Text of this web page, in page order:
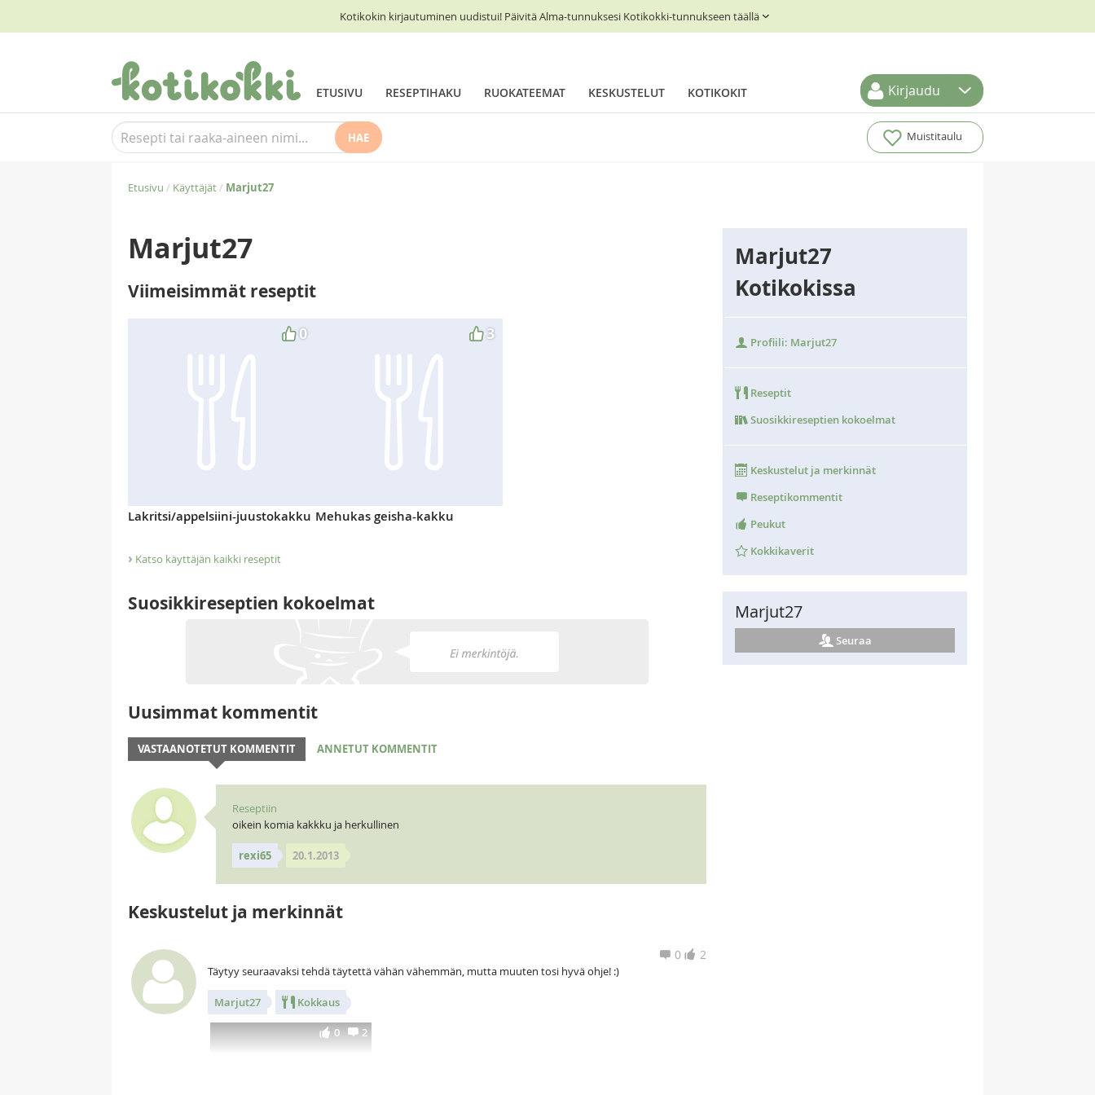
Kotikokin kirjautuminen uudistui! Päivitä Alma-tunnuksesi Kotikokki-tunnukseen täällä
ETUSIVU RESEPTIHAKU RUOKATEEMAT KESKUSTELUT KOTIKOKIT Kirjaudu
HAE Muistitaulu
Etusivu / Käyttäjät/ Marjut27
Marjut27
Viimeisimmät reseptit
0
Lakritsi/appelsiini-juustokakku
3
Mehukas geisha-kakku
› Katso käyttäjän kaikki reseptit
Suosikkireseptien kokoelmat
Uusimmat kommentit
VASTAANOTETUT KOMMENTIT ANNETUT KOMMENTIT
Reseptiin
oikein komia kakkku ja herkullinen
rexi65 20.1.2013
Keskustelut ja merkinnät
2
0
Täytyy seuraavaksi tehdä täytettä vähän vähemmän, mutta muuten tosi hyvä ohje! :)
Marjut27 Kokkaus
0 2
Marjut27
Kotikokissa
Profiili: Marjut27
Reseptit
Suosikkireseptien kokoelmat
Keskustelut ja merkinnät
Reseptikommentit
Peukut
Kokkikaverit
Marjut27
Seuraa